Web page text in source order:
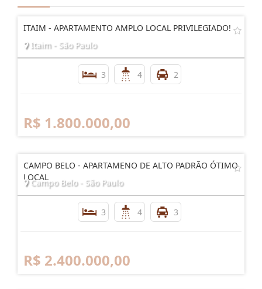
ITAIM - APARTAMENTO AMPLO LOCAL PRIVILEGIADO!
Itaim - São Paulo
3 4 2
R$ 1.800.000,00
CAMPO BELO - APARTAMENO DE ALTO PADRÃO ÓTIMO
LOCAL
Campo Belo - São Paulo
3 4 3
R$ 2.400.000,00